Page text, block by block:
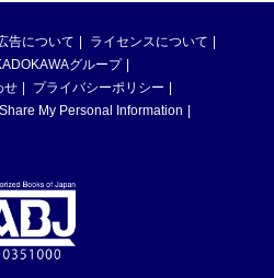
告について
ライセンスについて
グループ
せ
プライバシーポリシー
My Personal Information